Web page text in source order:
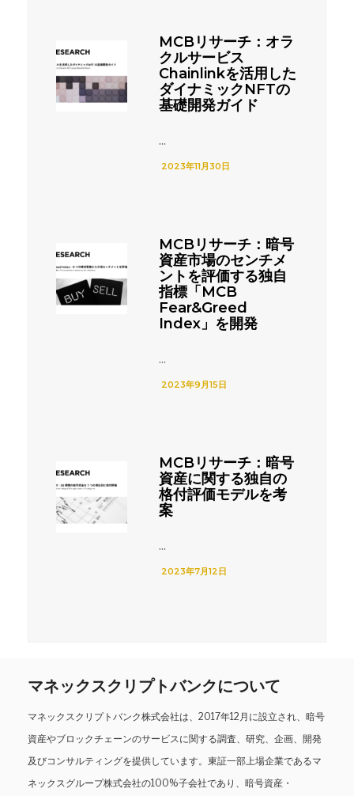
MCBリサーチ：オラ
クルサービス
Chainlinkを活用した
ダイナミックNFTの
基礎開発ガイド
...
2023年11月30日
MCBリサーチ：暗号
資産市場のセンチメ
ントを評価する独自
指標「MCB
Fear&Greed
Index」を開発
...
2023年9月15日
MCBリサーチ：暗号
資産に関する独自の
格付評価モデルを考
案
...
2023年7月12日
マネックスクリプトバンクについて
マネックスクリプトバンク株式会社は、2017年12月に設立され、暗号
資産やブロックチェーンのサービスに関する調査、研究、企画、開発
及びコンサルティングを提供しています。東証一部上場企業であるマ
ネックスグループ株式会社の100%子会社であり、暗号資産・